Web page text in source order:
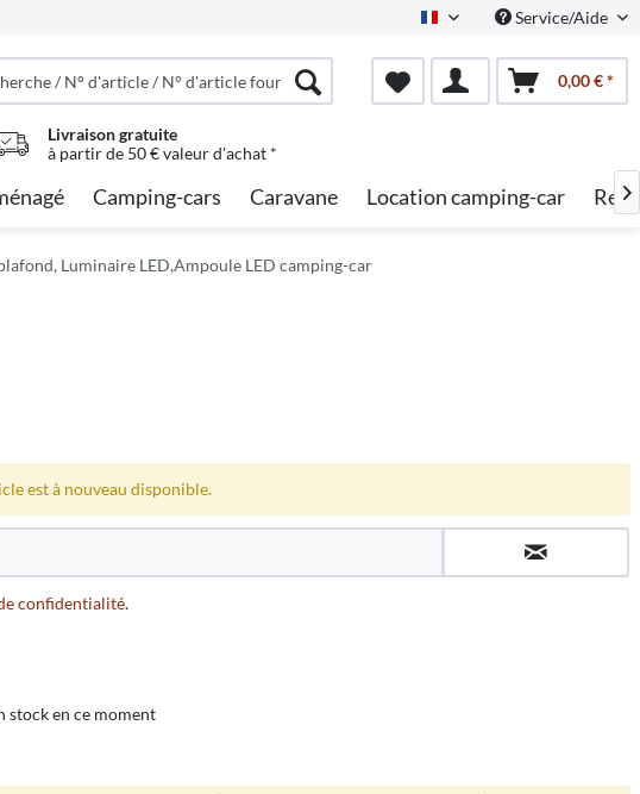
French Service/Aide
0,00 € *
Livraison gratuite
à partir de 50 € valeur d'achat *
Camping-cars Caravane Location camping-car 
Luminaire LED,Ampoule LED camping-car
est à nouveau disponible.
confidentialité.
stock en ce moment